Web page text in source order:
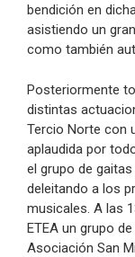
bendición en
asistiendo un
como también
Posteriormente
distintas
Tercio Norte con
aplaudida por
el grupo de
deleitando a los
musicales. A las
ETEA un grupo
Asociación San